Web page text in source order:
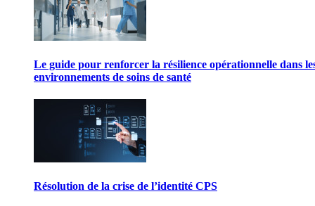
Le guide pour renforcer la résilience opérationnelle dans
environnements de soins de santé
Résolution de la crise de l’identité CPS